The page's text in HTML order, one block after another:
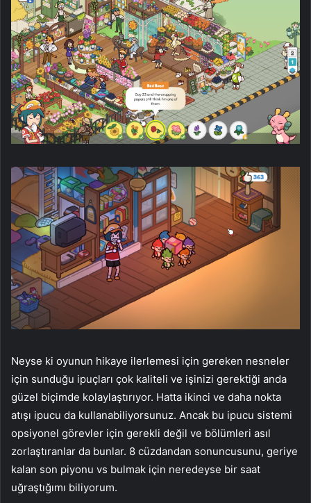
Neyse ki oyunun hikaye ilerlemesi için gereken nesneler
için sunduğu ipuçları çok kaliteli ve işinizi gerektiği anda
güzel biçimde kolaylaştırıyor. Hatta ikinci ve daha nokta
atışı ipucu da kullanabiliyorsunuz. Ancak bu ipucu sistemi
opsiyonel görevler için gerekli değil ve bölümleri asıl
zorlaştıranlar da bunlar. 8 cüzdandan sonuncusunu, geriye
kalan son piyonu vs bulmak için neredeyse bir saat
uğraştığımı biliyorum.